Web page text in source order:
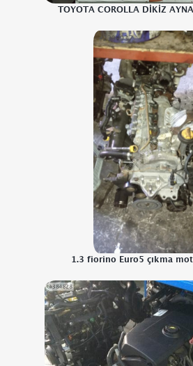
TOYOTA COROLLA DİKİZ
1.3 fiorino Euro5 çıkma